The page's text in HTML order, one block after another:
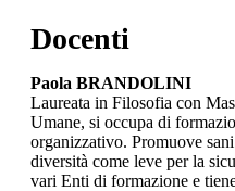
Docenti
Paola BRANDOLINI
Laureata in Filosofia con
Umane, si occupa di
organizzativo. Promuove
diversità come leve per la
vari Enti di formazione e